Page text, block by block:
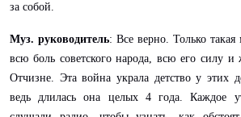
за собой.
Муз. руководитель: Все верно. Только такая
всю боль советского народа, всю его силу и
Отчизне. Эта война украла детство у этих
ведь длилась она целых 4 года. Каждое